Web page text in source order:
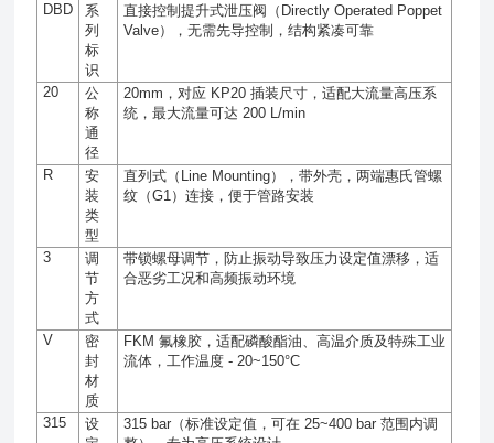
DBD
系
列
标
识
直接控制提升式泄压阀（ Directly Operated Poppet
Valve），无需先导控制，结构紧凑可靠
20
公
称
通
径
20mm ，对应 KP20插装尺寸，适配大流量高压系
统，最大流量可达 200 L/min
R
安
装
类
型
直列式（ Line Mounting），带外壳，两端惠氏管螺
纹（G1）连接，便于管路安装
3
调
节
方
式
带锁螺母调节，防止振动导致压力设定值漂移，适
合恶劣工况和高频振动环境
V
密
封
材
质
FKM氟橡胶，适配磷酸酯油、高温介质及特殊工业
流体，工作温度 - 20~150°C
315
设
315 bar （标准设定值，可在 25~400 bar范围内调